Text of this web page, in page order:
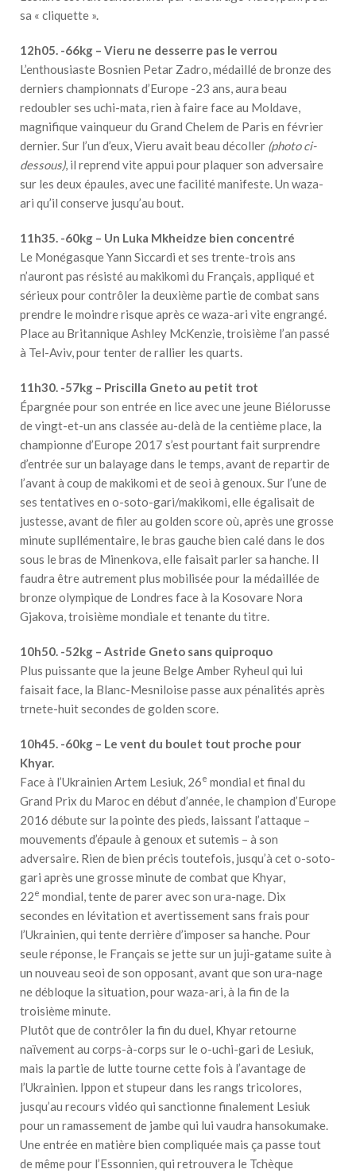
sa « cliquette ».
12h05. -66kg – Vieru ne desserre pas le verrou
L’enthousiaste Bosnien Petar Zadro, médaillé de bronze des
derniers championnats d’Europe -23 ans, aura beau
redoubler ses uchi-mata, rien à faire face au Moldave,
magnifique vainqueur du Grand Chelem de Paris en février
dernier. Sur l’un d’eux, Vieru avait beau décoller (photo ci-
dessous), il reprend vite appui pour plaquer son adversaire
sur les deux épaules, avec une facilité manifeste. Un waza-
ari qu’il conserve jusqu’au bout.
11h35. -60kg – Un Luka Mkheidze bien concentré
Le Monégasque Yann Siccardi et ses trente-trois ans
n’auront pas résisté au makikomi du Français, appliqué et
sérieux pour contrôler la deuxième partie de combat sans
prendre le moindre risque après ce waza-ari vite engrangé.
Place au Britannique Ashley McKenzie, troisième l’an passé
à Tel-Aviv, pour tenter de rallier les quarts.
11h30. -57kg – Priscilla Gneto au petit trot
Épargnée pour son entrée en lice avec une jeune Biélorusse
de vingt-et-un ans classée au-delà de la centième place, la
championne d’Europe 2017 s’est pourtant fait surprendre
d’entrée sur un balayage dans le temps, avant de repartir de
l’avant à coup de makikomi et de seoi à genoux. Sur l’une de
ses tentatives en o-soto-gari/makikomi, elle égalisait de
justesse, avant de filer au golden score où, après une grosse
minute supllémentaire, le bras gauche bien calé dans le dos
sous le bras de Minenkova, elle faisait parler sa hanche. Il
faudra être autrement plus mobilisée pour la médaillée de
bronze olympique de Londres face à la Kosovare Nora
Gjakova, troisième mondiale et tenante du titre.
10h50. -52kg – Astride Gneto sans quiproquo
Plus puissante que la jeune Belge Amber Ryheul qui lui
faisait face, la Blanc-Mesniloise passe aux pénalités après
trnete-huit secondes de golden score.
10h45. -60kg – Le vent du boulet tout proche pour
Khyar.
Face à l’Ukrainien Artem Lesiuk, 26e mondial et final du
Grand Prix du Maroc en début d’année, le champion d’Europe
2016 débute sur la pointe des pieds, laissant l’attaque –
mouvements d’épaule à genoux et sutemis – à son
adversaire. Rien de bien précis toutefois, jusqu’à cet o-soto-
gari après une grosse minute de combat que Khyar,
22e mondial, tente de parer avec son ura-nage. Dix
secondes en lévitation et avertissement sans frais pour
l’Ukrainien, qui tente derrière d’imposer sa hanche. Pour
seule réponse, le Français se jette sur un juji-gatame suite à
un nouveau seoi de son opposant, avant que son ura-nage
ne débloque la situation, pour waza-ari, à la fin de la
troisième minute.
Plutôt que de contrôler la fin du duel, Khyar retourne
naïvement au corps-à-corps sur le o-uchi-gari de Lesiuk,
mais la partie de lutte tourne cette fois à l’avantage de
l’Ukrainien. Ippon et stupeur dans les rangs tricolores,
jusqu’au recours vidéo qui sanctionne finalement Lesiuk
pour un ramassement de jambe qui lui vaudra hansokumake.
Une entrée en matière bien compliquée mais ça passe tout
de même pour l’Essonnien, qui retrouvera le Tchèque